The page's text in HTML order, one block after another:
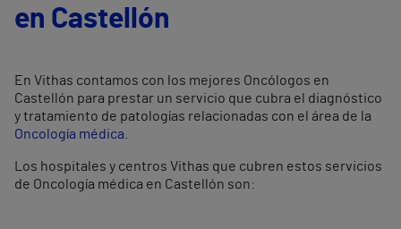
en Castellón
En Vithas contamos con los mejores Oncólogos en
Castellón para prestar un servicio que cubra el diagnóstico
y tratamiento de patologías relacionadas con el área de la
Oncología médica
Los hospitales y centros Vithas que cubren estos servicios
de Oncología médica en Castellón son: